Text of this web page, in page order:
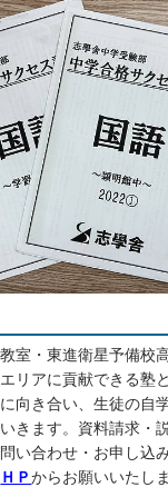
室・東進衛星予備校
リアに貢献できる塾
向き合い、生徒の自
きます。資料請求・
い合わせ・お申し込
ＨＰからお願いいたしま